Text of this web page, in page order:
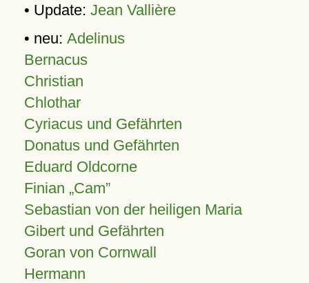
• Update: Jean Vallière
• neu: Adelinus
Bernacus
Christian
Chlothar
Cyriacus und Gefährten
Donatus und Gefährten
Eduard Oldcorne
Finian Cam
Sebastian von der heiligen Maria
Gibert und Gefährten
Goran von Cornwall
Hermann